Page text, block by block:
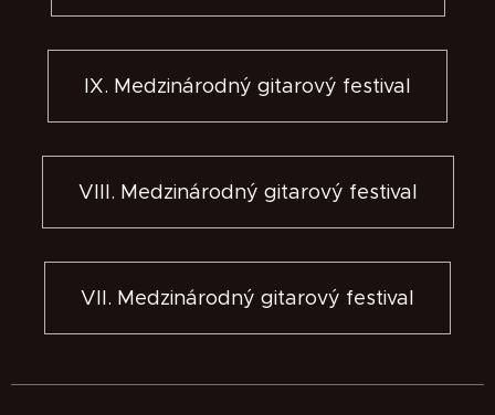
IX. Medzinárodný gitarový festival
VIII. Medzinárodný gitarový festival
VII. Medzinárodný gitarový festival